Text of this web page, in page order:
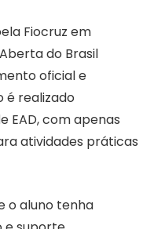
Fiocruz em
do Brasil
oficial e
é realizado
EAD, com apenas
atividades práticas
o aluno tenha